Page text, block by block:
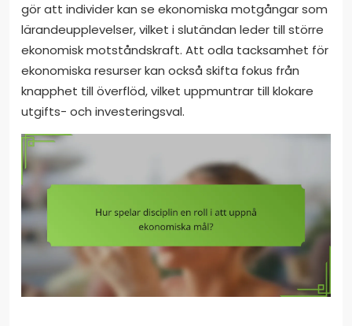
gör att individer kan se ekonomiska motgångar som
lärandeupplevelser, vilket i slutändan leder till större
ekonomisk motståndskraft. Att odla tacksamhet för
ekonomiska resurser kan också skifta fokus från
knapphet till överflöd, vilket uppmuntrar till klokare
utgifts- och investeringsval.